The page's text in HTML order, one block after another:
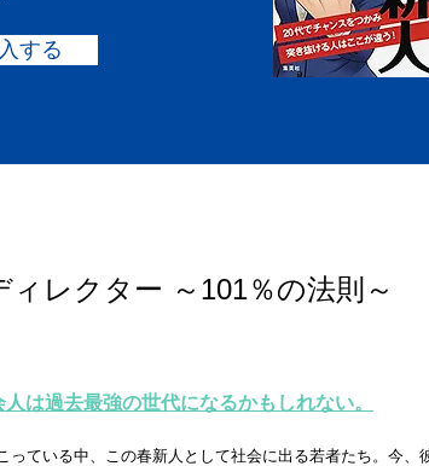
する
レクター ～101％の法則～
は過去最強の世代になるかもしれない。
っている中、この春新人として社会に出る若者たち。今